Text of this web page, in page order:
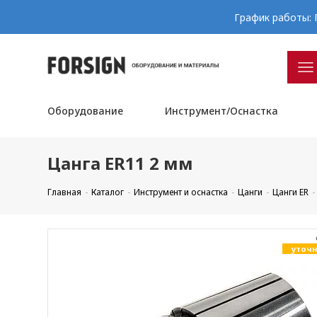
График работы:
Оборудование Инструмент/Оснастка
Цанга ER11 2 мм
Главная Каталог Инструмент и оснастка Цанги Цанги ER